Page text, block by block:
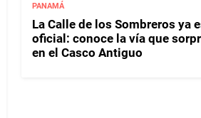
PANAMÁ
La Calle de los Sombreros ya
oficial: conoce la vía que
en el Casco Antiguo